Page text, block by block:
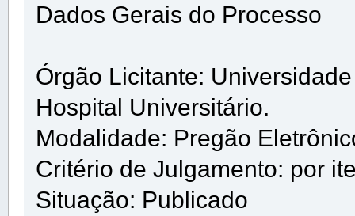
Dados Gerais do Processo
Órgão Licitante:
Hospital Universitário.
Modalidade: Pregão
Critério de Julgamento: por
Situação: Publicado